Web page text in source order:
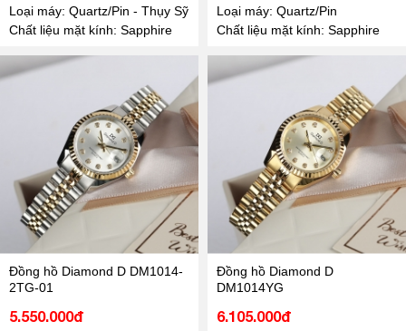
Loại máy: Quartz/Pin - Thụy Sỹ
Chất liệu mặt kính: Sapphire
Loại máy: Quartz/Pin
Chất liệu mặt kính: Sapphire
Đồng hồ Diamond D DM1014-
2TG-01
5.550.000đ
Đồng hồ Diamond D
DM1014YG
6.105.000đ